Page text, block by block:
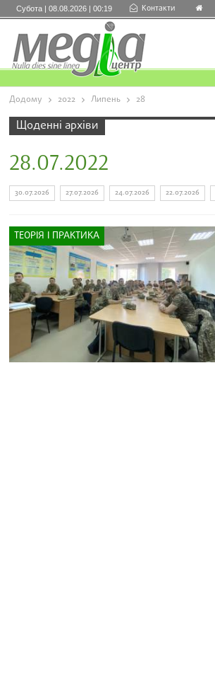
Субота | 08.08.2026 | 00:19 Контакти
Додому 2022 Липень 28
Щоденні архіви
28.07.2022
30.07.2026 27.07.2026 24.07.2026 22.07.2026
ТЕОРІЯ І ПРАКТИКА